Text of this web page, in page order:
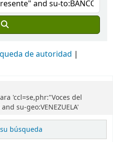
de autoridad
'ccl=se,phr:"Voces del
su-geo:VENEZUELA'
búsqueda